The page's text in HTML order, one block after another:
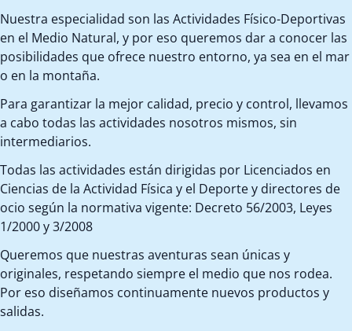
Nuestra especialidad son las Actividades Físico-Deportivas
en el Medio Natural, y por eso queremos dar a conocer las
posibilidades que ofrece nuestro entorno, ya sea en el mar
o en la montaña.
Para garantizar la mejor calidad, precio y control, llevamos
a cabo todas las actividades nosotros mismos, sin
intermediarios.
Todas las actividades están dirigidas por Licenciados en
Ciencias de la Actividad Física y el Deporte y directores de
ocio según la normativa vigente: Decreto 56/2003, Leyes
1/2000 y 3/2008
Queremos que nuestras aventuras sean únicas y
originales, respetando siempre el medio que nos rodea.
Por eso diseñamos continuamente nuevos productos y
salidas.